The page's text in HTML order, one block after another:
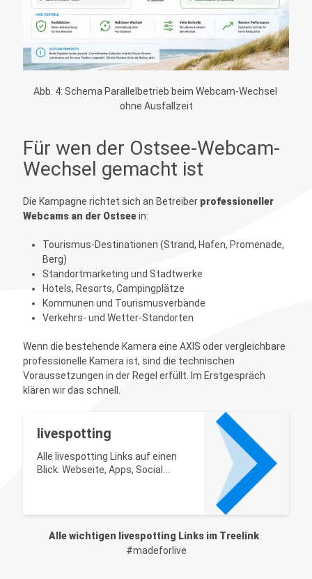
Abb. 4: Schema Parallelbetrieb beim Webcam-Wechsel
ohne Ausfallzeit
Für wen der Ostsee-Webcam-
Wechsel gemacht ist
Die Kampagne richtet sich an Betreiber professioneller
Webcams an der Ostseein:
Tourismus-Destinationen (Strand, Hafen, Promenade,
Berg)
Standortmarketing und Stadtwerke
Hotels, Resorts, Campingplätze
Kommunen und Tourismusverbände
Verkehrs- und Wetter-Standorten
Wenn die bestehende Kamera eine AXIS oder vergleichbare
professionelle Kamera ist, sind die technischen
Voraussetzungen in der Regel erfüllt. Im Erstgespräch
klären wir das schnell.
livespotting
Alle livespotting Links auf einen
Blick: Webseite, Apps, Social
Alle wichtigen livespotting Links im Treelink
#madeforlive